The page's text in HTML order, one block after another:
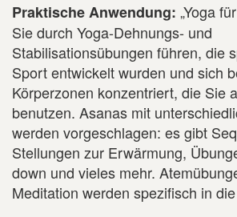
Praktische Anwendung: „Yoga
Sie durch Yoga-Dehnungs- und
Stabilisationsübungen führen, die
Sport entwickelt wurden und sich
Körperzonen konzentriert, die Sie
benutzen. Asanas mit
werden vorgeschlagen: es gibt
Stellungen zur Erwärmung,
down und vieles mehr.
Meditation werden spezifisch in die